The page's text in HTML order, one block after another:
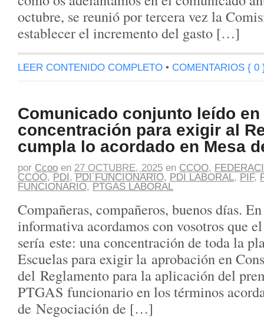
octubre, se reunió por tercera vez la
establecer el incremento del gasto […]
LEER CONTENIDO COMPLETO • COMENTARIOS { 0
Comunicado conjunto leído en
concentración para exigir al
cumpla lo acordado en Mesa
por Ccoo en 27 OCTUBRE, 2025 en CCOO,
CCOO, PDI,PDI FUNCIONARIO, PDI LABORAL, PIF,
FUNCIONARIO, PTGAS LABORAL
Compañeras, compañeros, buenos días.
informativa acordamos con vosotros que
sería este: una concentración de toda la
Escuelas para exigir la aprobación en
del Reglamento para la aplicación del
PTGAS funcionario en los términos
de Negociación de […]